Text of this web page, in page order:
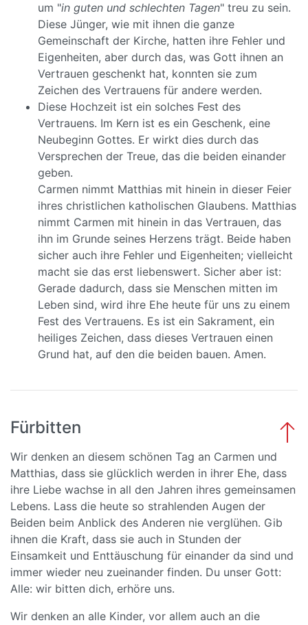
um "in guten und schlechten Tagen" treu zu sein.
Diese Jünger, wie mit ihnen die ganze
Gemeinschaft der Kirche, hatten ihre Fehler und
Eigenheiten, aber durch das, was Gott ihnen an
Vertrauen geschenkt hat, konnten sie zum
Zeichen des Vertrauens für andere werden.
Diese Hochzeit ist ein solches Fest des
Vertrauens. Im Kern ist es ein Geschenk, eine
Neubeginn Gottes. Er wirkt dies durch das
Versprechen der Treue, das die beiden einander
geben.
Carmen nimmt Matthias mit hinein in dieser Feier
ihres christlichen katholischen Glaubens. Matthias
nimmt Carmen mit hinein in das Vertrauen, das
ihn im Grunde seines Herzens trägt. Beide haben
sicher auch ihre Fehler und Eigenheiten; vielleicht
macht sie das erst liebenswert. Sicher aber ist:
Gerade dadurch, dass sie Menschen mitten im
Leben sind, wird ihre Ehe heute für uns zu einem
Fest des Vertrauens. Es ist ein Sakrament, ein
heiliges Zeichen, dass dieses Vertrauen einen
Grund hat, auf den die beiden bauen. Amen.
Fürbitten
Wir denken an diesem schönen Tag an Carmen und
Matthias, dass sie glücklich werden in ihrer Ehe, dass
ihre Liebe wachse in all den Jahren ihres gemeinsamen
Lebens. Lass die heute so strahlenden Augen der
Beiden beim Anblick des Anderen nie verglühen. Gib
ihnen die Kraft, dass sie auch in Stunden der
Einsamkeit und Enttäuschung für einander da sind und
immer wieder neu zueinander finden. Du unser Gott:
Alle: wir bitten dich, erhöre uns.
Wir denken an alle Kinder, vor allem auch an die